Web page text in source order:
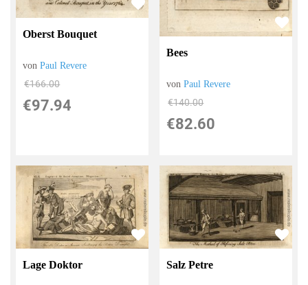
Oberst Bouquet
vonPaul Revere
€166.00
€97.94
Bees
vonPaul Revere
€140.00
€82.60
Lage Doktor Salz Petre